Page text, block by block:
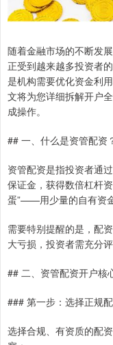
随着金融市场的不断发
正受到越来越多投资者
是机构需要优化资金利
文将为您详细拆解开户
成操作。
## 一、什么是资管配资
资管配资是指投资者通
保证金，获得数倍杠杆
蛋”——用少量的自有资
需要特别提醒的是，配
大亏损，投资者需充分
## 二、资管配资开户核
### 第一步：选择正规
选择合规、有资质的配